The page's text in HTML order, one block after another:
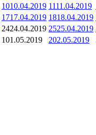
1010.04.2019 1111.04.2019
1717.04.2019 1818.04.2019
2424.04.2019 2525.04.2019
101.05.2019 202.05.2019